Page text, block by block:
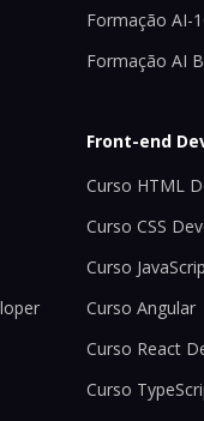
Formação AI-
Formação AI
Front-end
Curso HTML
Curso CSS
Curso
Curso Angular
Curso React
Curso